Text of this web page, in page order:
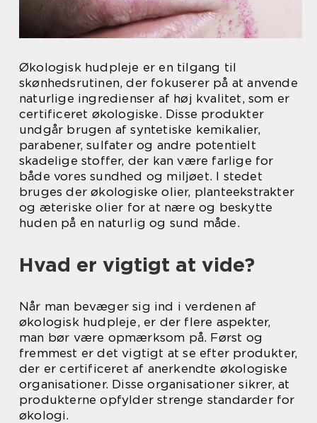
Økologisk hudpleje er en tilgang til
skønhedsrutinen, der fokuserer på at anvende
naturlige ingredienser af høj kvalitet, som er
certificeret økologiske. Disse produkter
undgår brugen af syntetiske kemikalier,
parabener, sulfater og andre potentielt
skadelige stoffer, der kan være farlige for
både vores sundhed og miljøet. I stedet
bruges der økologiske olier, planteekstrakter
og æteriske olier for at nære og beskytte
huden på en naturlig og sund måde.
Hvad er vigtigt at vide?
Når man bevæger sig ind i verdenen af
økologisk hudpleje, er der flere aspekter,
man bør være opmærksom på. Først og
fremmest er det vigtigt at se efter produkter,
der er certificeret af anerkendte økologiske
organisationer. Disse organisationer sikrer, at
produkterne opfylder strenge standarder for
økologi.